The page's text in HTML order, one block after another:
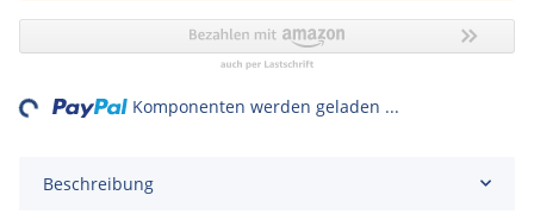
Komponenten werden geladen ...
Beschreibung